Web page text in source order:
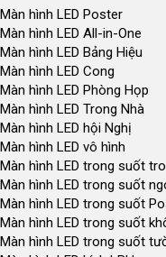
Màn hình LED Poster
Màn hình LED All-in-One
Màn hình LED Bảng Hiệu
Màn hình LED Cong
Màn hình LED Phòng Họp
Màn hình LED Trong Nhà
Màn hình LED hội Nghị
Màn hình LED vô hình
Màn hình LED trong suốt
Màn hình LED trong suốt
Màn hình LED trong suốt
Màn hình LED trong suốt
Màn hình LED trong suốt